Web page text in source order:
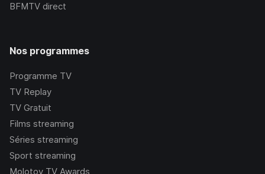
BFMTV direct
Nos programmes
Programme TV
TV Replay
TV Gratuit
Films streaming
Séries streaming
Sport streaming
Molotov TV Awards